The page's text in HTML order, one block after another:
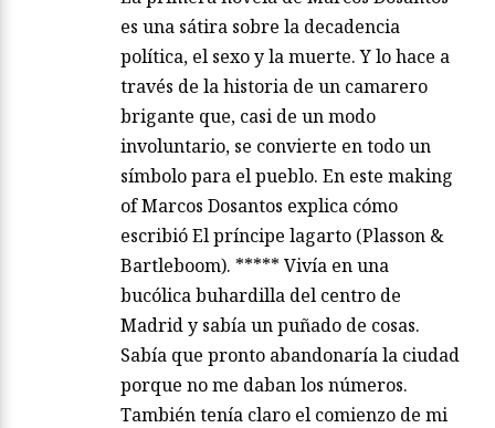
es una sátira sobre la decadencia
política, el sexo y la muerte. Y lo hace a
través de la historia de un camarero
brigante que, casi de un modo
involuntario, se convierte en todo un
símbolo para el pueblo. En este making
of Marcos Dosantos explica cómo
escribió El príncipe lagarto (Plasson &
Bartleboom). ***** Vivía en una
bucólica buhardilla del centro de
Madrid y sabía un puñado de cosas.
Sabía que pronto abandonaría la ciudad
porque no me daban los números.
También tenía claro el comienzo de mi